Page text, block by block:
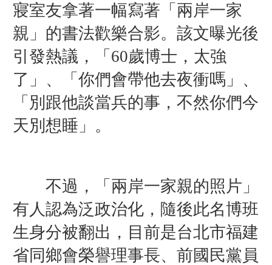
寢室友拿著一幅寫著「兩岸一家
親」的書法歡樂合影。該文曝光後
引發熱議，「60歲博士，太強
了」、「你們會帶他去夜衝嗎」、
「別跟他談當兵的事，不然你們今
天別想睡」。
不過，「兩岸一家親的照片」
有人認為泛政治化，隨後此名博班
生身分被翻出，目前是台北市福建
省同鄉會榮譽理事長、前國民黨員